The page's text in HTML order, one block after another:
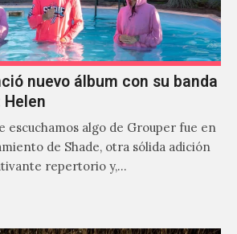
nuevo álbum con su banda
Helen
escuchamos algo de Grouper fue en
de Shade, otra sólida adición
repertorio y,…